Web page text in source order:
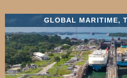
GLOBAL MARITIME,